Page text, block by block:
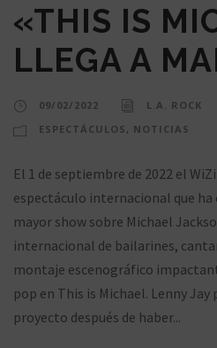
«THIS IS
LLEGA A
09/02/2022
L.A. ROCK
ESPECTÁCULOS , NOTICIAS
El 1 de septiembre de 2022 el
espectáculo internacional que
mayor show sobre Michael
internacional de bailarines,
montaje escenográfico
pop en This is Michael. Lenny
proyecto después de haber...